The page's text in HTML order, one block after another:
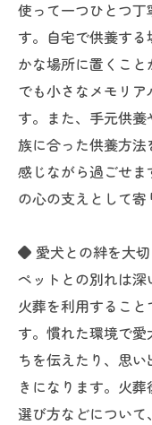
使って一つひとつ
す。自宅で供養す
かな場所に置くこ
でも小さなメモリ
す。また、手元供
族に合った供養方
感じながら過ごせ
の心の支えとして寄
◆ 愛犬との絆を大
ペットとの別れは
火葬を利用するこ
す。慣れた環境で
ちを伝えたり、思
きになります。火
選び方などについ